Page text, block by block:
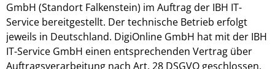
GmbH (Standort Falkenstein) im Auftrag der IBH IT-
Service bereitgestellt. Der technische Betrieb erfolgt
jeweils in Deutschland. DigiOnline GmbH hat mit der IBH
IT-Service GmbH einen entsprechenden Vertrag über
Auftragsverarbeitung nach Art. 28 DSGVO geschlossen,